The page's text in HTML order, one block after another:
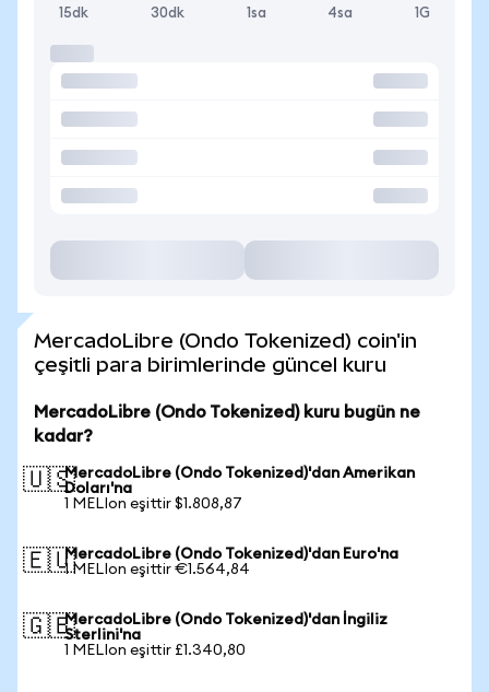
15dk 30dk 1sa 4sa 1G
MercadoLibre (Ondo Tokenized) coin'in
çeşitli para birimlerinde güncel kuru
MercadoLibre (Ondo Tokenized) kuru bugün ne
kadar?
🇺🇸MercadoLibre (Ondo Tokenized)'dan Amerikan
Doları'na
1 MELIon eşittir $1.808,87
🇪🇺MercadoLibre (Ondo Tokenized)'dan Euro'na
1 MELIon eşittir €1.564,84
🇬🇧MercadoLibre (Ondo Tokenized)'dan İngiliz
Sterlini'na
1 MELIon eşittir £1.340,80